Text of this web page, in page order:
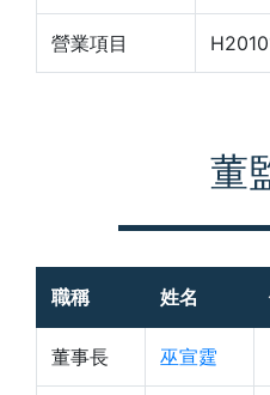
營業項目
董
職稱 姓名
董事長 巫宣霆